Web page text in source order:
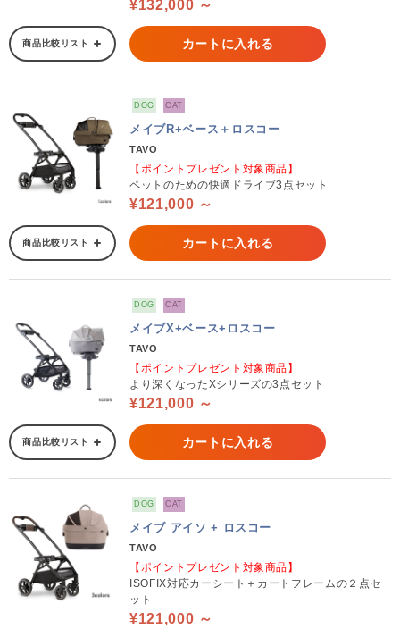
¥132,000 ～
商品比較リスト カートに入れる
DOG CAT
メイブR+ベース＋ロスコー
TAVO
【ポイントプレゼント対象商品】
ペットのための快適ドライブ3点セット
¥121,000 ～
商品比較リスト カートに入れる
DOG CAT
メイブX+ベース+ロスコー
TAVO
【ポイントプレゼント対象商品】
より深くなったXシリーズの3点セット
¥121,000 ～
商品比較リスト カートに入れる
DOG CAT
メイブ アイソ + ロスコー
TAVO
【ポイントプレゼント対象商品】
ISOFIX対応カーシート＋カートフレームの２点セ
ット
¥121,000 ～